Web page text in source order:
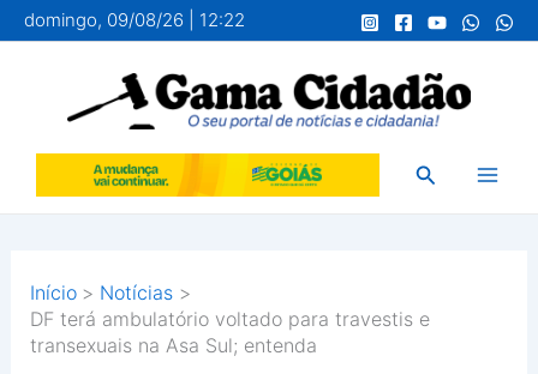
para
conteúdo
domingo, 09/08/26 | 12:22
Pesquisar
Início
Notícias
DF terá ambulatório voltado para travestis e
transexuais na Asa Sul; entenda